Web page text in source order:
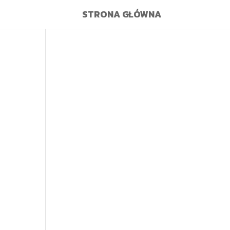
STRONA GŁÓWNA